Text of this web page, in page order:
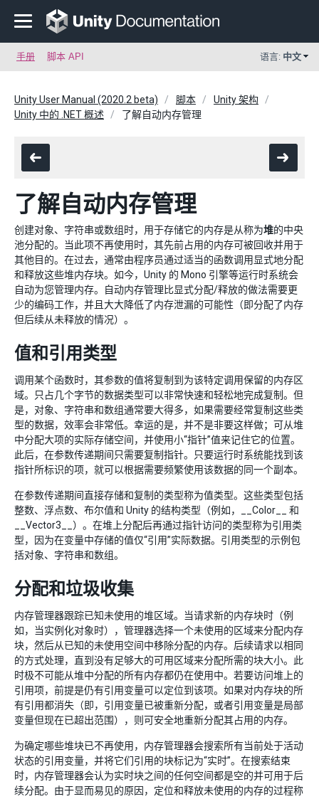
手册 脚本 API 语言: 中文
Unity User Manual (2020.2 beta) 脚本
Unity 架构
Unity 中的 .NET 概述
了解自动内存管理
了解自动内存管理
创建对象、字符串或数组时，用于存储它的内存是从称为堆的中央
池分配的。当此项不再使用时，其先前占用的内存可被回收并用于
其他目的。在过去，通常由程序员通过适当的函数调用显式地分配
和释放这些堆内存块。如今，Unity 的 Mono 引擎等运行时系统会
自动为您管理内存。自动内存管理比显式分配/释放的做法需要更
少的编码工作，并且大大降低了内存泄漏的可能性（即分配了内存
但后续从未释放的情况）。
值和引用类型
调用某个函数时，其参数的值将复制到为该特定调用保留的内存区
域。只占几个字节的数据类型可以非常快速和轻松地完成复制。但
是，对象、字符串和数组通常要大得多，如果需要经常复制这些类
型的数据，效率会非常低。幸运的是，并不是非要这样做；可从堆
中分配大项的实际存储空间，并使用小“指针”值来记住它的位置。
此后，在参数传递期间只需要复制指针。只要运行时系统能找到该
指针所标识的项，就可以根据需要频繁使用该数据的同一个副本。
在参数传递期间直接存储和复制的类型称为值类型。这些类型包括
整数、浮点数、布尔值和 Unity 的结构类型（例如，__Color__ 和
__Vector3__）。在堆上分配后再通过指针访问的类型称为引用类
型，因为在变量中存储的值仅“引用”实际数据。引用类型的示例包
括对象、字符串和数组。
分配和垃圾收集
内存管理器跟踪已知未使用的堆区域。当请求新的内存块时（例
如，当实例化对象时），管理器选择一个未使用的区域来分配内存
块，然后从已知的未使用空间中移除分配的内存。后续请求以相同
的方式处理，直到没有足够大的可用区域来分配所需的块大小。此
时极不可能从堆中分配的所有内存都仍在使用中。若要访问堆上的
引用项，前提是仍有引用变量可以定位到该项。如果对内存块的所
有引用都消失（即，引用变量已被重新分配，或者引用变量是局部
变量但现在已超出范围），则可安全地重新分配其占用的内存。
为确定哪些堆块已不再使用，内存管理器会搜索所有当前处于活动
状态的引用变量，并将它们引用的块标记为“实时”。在搜索结束
时，内存管理器会认为实时块之间的任何空间都是空的并可用于后
续分配。由于显而易见的原因，定位和释放未使用的内存的过程称